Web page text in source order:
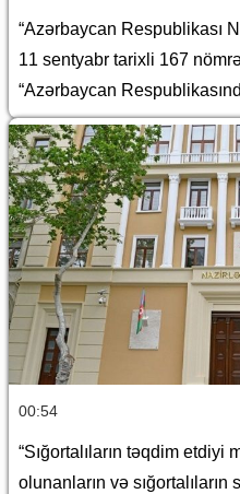
“Azərbaycan Respublikası
11 sentyabr tarixli 167
“Azərbaycan
aparılması qaydaları
edilməsi barədə
00:54
“Sığortalıların təqdim etdiyi
olunanların və sığortalıların